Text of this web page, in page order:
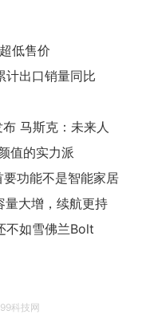
低售价
计出口销量同比
马斯克：未来人
值的实力派
功能不是智能家居
量大增，续航更持
不如雪佛兰Bolt
科技网